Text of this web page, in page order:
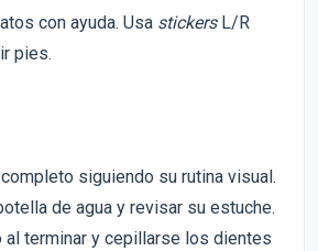
con ayuda. Usa stickersL/R
pies.
siguiendo su rutina visual.
de agua y revisar su estuche.
al terminar y cepillarse los dientes